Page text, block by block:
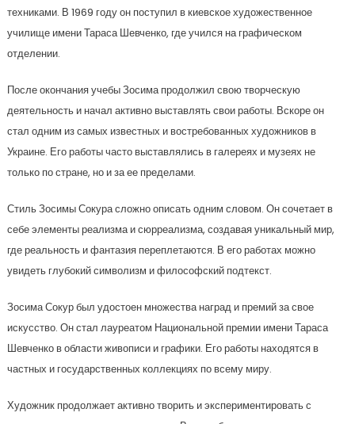
техниками. В 1969 году он поступил в киевское художественное
училище имени Тараса Шевченко, где учился на графическом
отделении.
После окончания учебы Зосима продолжил свою творческую
деятельность и начал активно выставлять свои работы. Вскоре он
стал одним из самых известных и востребованных художников в
Украине. Его работы часто выставлялись в галереях и музеях не
только по стране, но и за ее пределами.
Стиль Зосимы Сокура сложно описать одним словом. Он сочетает в
себе элементы реализма и сюрреализма, создавая уникальный мир,
где реальность и фантазия переплетаются. В его работах можно
увидеть глубокий символизм и философский подтекст.
Зосима Сокур был удостоен множества наград и премий за свое
искусство. Он стал лауреатом Национальной премии имени Тараса
Шевченко в области живописи и графики. Его работы находятся в
частных и государственных коллекциях по всему миру.
Художник продолжает активно творить и экспериментировать с